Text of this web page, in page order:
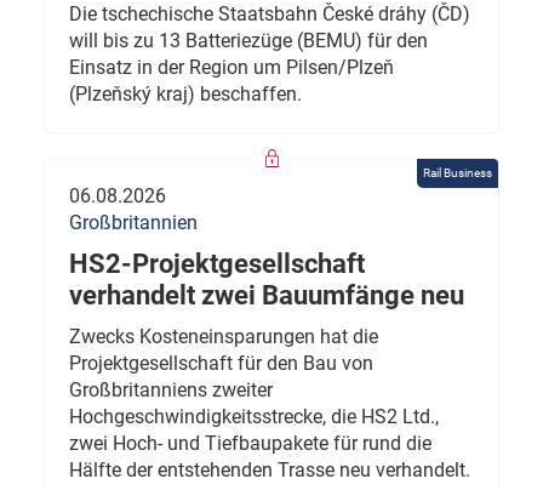
Die tschechische Staatsbahn České dráhy (ČD)
will bis zu 13 Batteriezüge (BEMU) für den
Einsatz in der Region um Pilsen/Plzeň
(Plzeňský kraj) beschaffen.
Rail Business
06.08.2026
Großbritannien
HS2-Projektgesellschaft
verhandelt zwei Bauumfänge neu
Zwecks Kosteneinsparungen hat die
Projektgesellschaft für den Bau von
Großbritanniens zweiter
Hochgeschwindigkeitsstrecke, die HS2 Ltd.,
zwei Hoch- und Tiefbaupakete für rund die
Hälfte der entstehenden Trasse neu verhandelt.